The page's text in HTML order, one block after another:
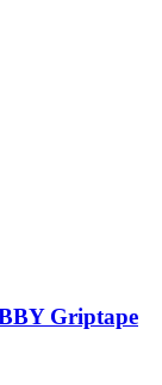
Griptape